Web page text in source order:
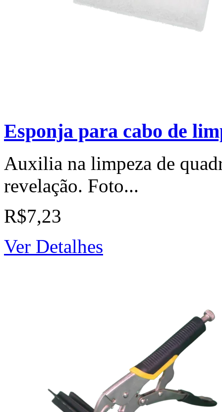
Esponja para cabo de
Auxilia na limpeza de
revelação. Foto...
R$7,23
Ver Detalhes